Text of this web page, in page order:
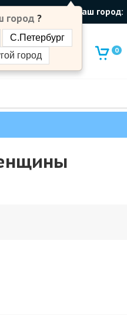
Ваш город:
город ?
С.Петербург
город
0